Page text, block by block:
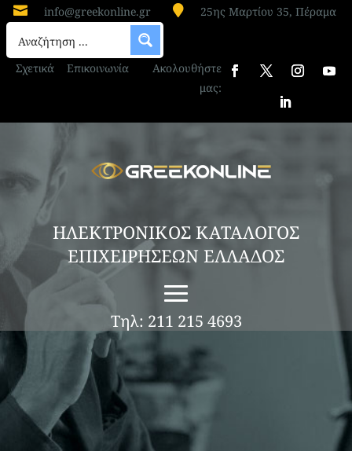
 info@greekonline.gr  25ης Μαρτίου 35, Πέραμα
Σχετικά Επικοινωνία
Ακολουθήστε
μας:
ΗΛΕΚΤΡΟΝΙΚΟΣ ΚΑΤΑΛΟΓΟΣ
ΕΠΙΧΕΙΡΗΣΕΩΝ ΕΛΛΑΔΟΣ
Τηλ: 211 215 4693